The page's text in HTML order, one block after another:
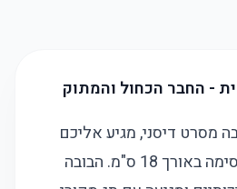
- החבר הכחול והמתוק
מסרט דיסני, מגיע אליכם
כבובה פרוותית ומקסימה באורך 18 ס"מ. הבובה